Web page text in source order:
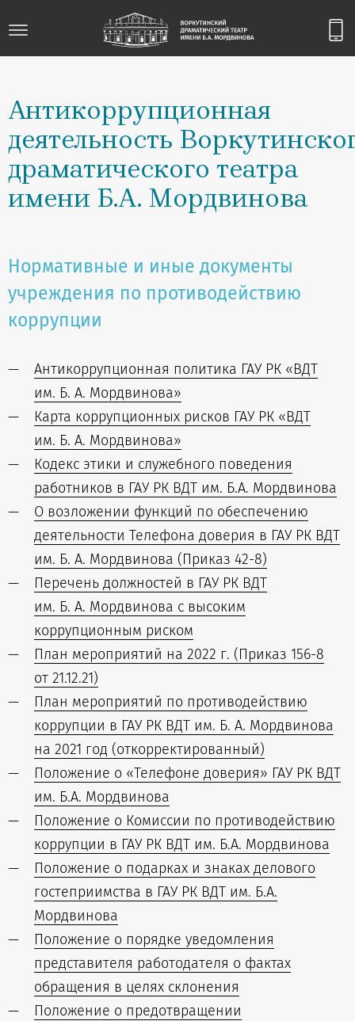
Антикоррупционная
деятельность
драматического театра
имени Б.А. Мордвинова
Нормативные и иные документы
учреждения по противодействию
коррупции
Антикоррупционная политика ГАУ РК «ВДТ
им. Б. А. Мордвинова»
Карта коррупционных рисков ГАУ РК «ВДТ
им. Б. А. Мордвинова»
Кодекс этики и служебного поведения
работников в ГАУ РК ВДТ им. Б.А. Мордвинова
О возложении функций по обеспечению
деятельности Телефона доверия в ГАУ РК ВДТ
им. Б. А. Мордвинова (Приказ 42-8)
Перечень должностей в ГАУ РК ВДТ
им. Б. А. Мордвинова с высоким
коррупционным риском
План мероприятий на 2022 г. (Приказ 156-8
от 21.12.21)
План мероприятий по противодействию
коррупции в ГАУ РК ВДТ им. Б. А. Мордвинова
на 2021 год (откорректированный)
Положение о «Телефоне доверия» ГАУ РК ВДТ
им. Б.А. Мордвинова
Положение о Комиссии по противодействию
коррупции в ГАУ РК ВДТ им. Б.А. Мордвинова
Положение о подарках и знаках делового
гостеприимства в ГАУ РК ВДТ им. Б.А.
Мордвинова
Положение о порядке уведомления
представителя работодателя о фактах
обращения в целях склонения
Положение о предотвращении